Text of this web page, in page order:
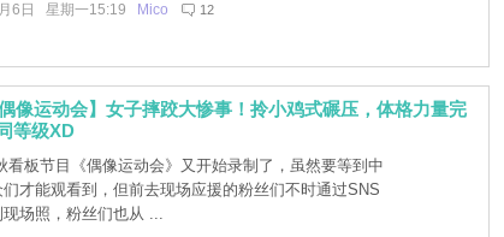
6日 星期一15:19 Mico 12
偶像运动会】女子摔跤大惨事！拎小鸡式碾压，体格力量完
等级XD
看板节目《偶像运动会》又开始录制了，虽然要等到中
才能观看到，但前去现场应援的粉丝们不时通过SNS
场照，粉丝们也从 ...